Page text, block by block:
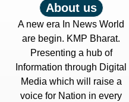
About us
A new era In News World
are begin. KMP Bharat.
Presenting a hub of
Information through Digital
Media which will raise a
voice for Nation in every